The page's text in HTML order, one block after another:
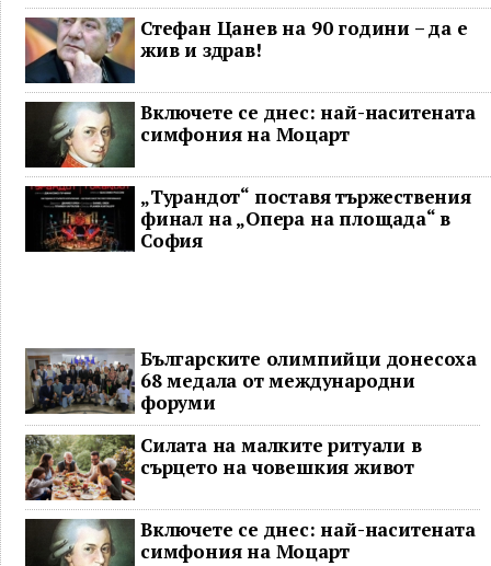
Стефан Цанев на 90 години – да е
жив и здрав!
Включете се днес: най-наситената
симфония на Моцарт
„Турандот“ поставя тържествения
финал на „Опера на площада“ в
София
Българските олимпийци донесоха
68 медала от международни
форуми
Силата на малките ритуали в
сърцето на човешкия живот
Включете се днес: най-наситената
симфония на Моцарт